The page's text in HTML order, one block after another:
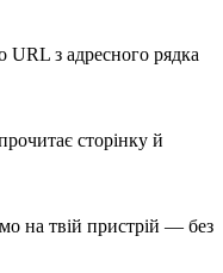
URL з адресного рядка
сторінку й
на твій пристрій — без